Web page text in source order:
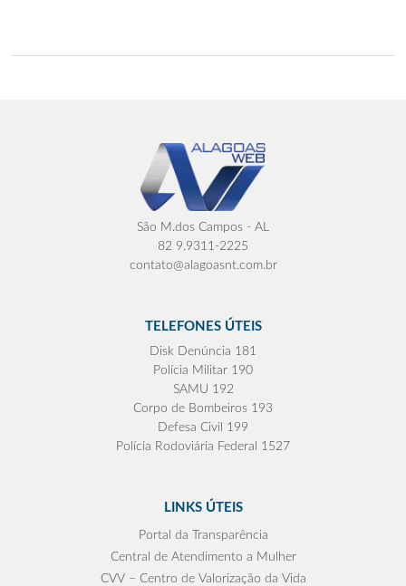
São M.dos Campos - AL
82 9.9311-2225
contato@alagoasnt.com.br
TELEFONES ÚTEIS
Disk Denúncia 181
Polícia Militar 190
SAMU 192
Corpo de Bombeiros 193
Defesa Civil 199
Polícia Rodoviária Federal 1527
LINKS ÚTEIS
Portal da Transparência
Central de Atendimento a Mulher
CVV – Centro de Valorização da Vida